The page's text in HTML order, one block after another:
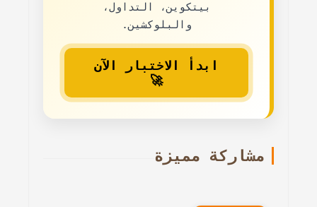
بيتكوين، التداول،
والبلوكشين.
ابدأ الاختبار الآن
🚀
مشاركة مميزة